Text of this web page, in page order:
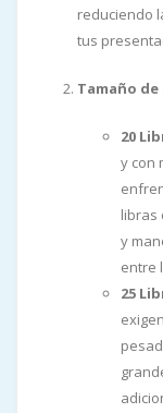
reduciendo
tus
Tamaño de
20
y con
libras
y
entre
25